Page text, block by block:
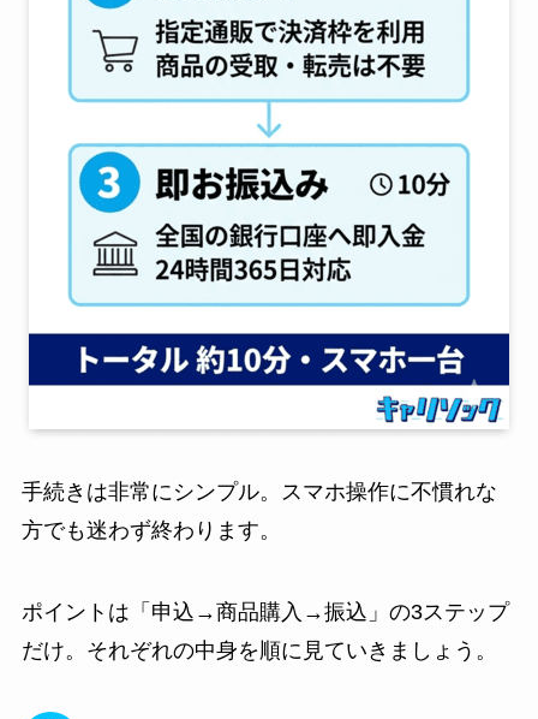
手続きは非常にシンプル。スマホ操作に不慣れな
方でも迷わず終わります。
ポイントは「申込→商品購入→振込」の3ステップ
だけ。それぞれの中身を順に見ていきましょう。